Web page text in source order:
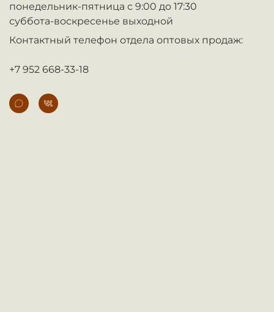
понедельник-пятница с 9:00 до 17:30
суббота-воскресенье выходной
Контактный телефон отдела оптовых продаж:
+7 952 668-33-18